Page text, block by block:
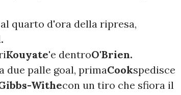
quarto d'ora della ripresa,
Kouyate'e dentroO'Brien.
due palle goal, primaCookspedisce
Withecon un tiro che sfiora il